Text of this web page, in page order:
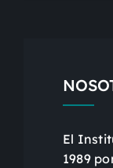
El
1989